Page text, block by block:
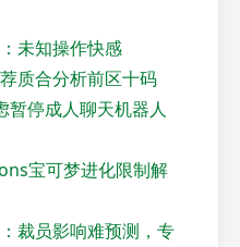
未知操作快感
质合分析前区十码
暂停成人聊天机器人
宝可梦进化限制解
裁员影响难预测，专